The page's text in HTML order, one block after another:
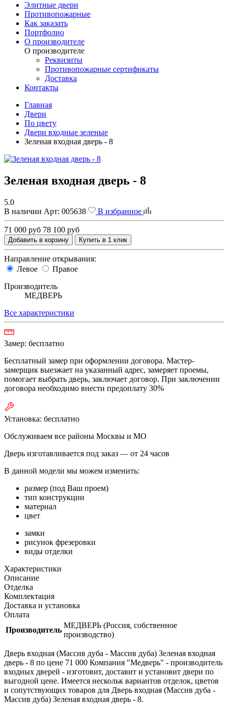
Элитные двери
Противопожарные
Как заказать
Портфолио
О производителе
О производителе
Реквизиты
Противопожарные сертификаты
Доставка
Контакты
Главная
Двери
По цвету
Двери входные зеленые
Зеленая входная дверь - 8
Зеленая входная дверь - 8
5.0
В наличии Арт: 005638 В избранное
71 000 руб 78 100 руб
Добавить в корзину Купить в 1 клик
Направление открывания:
Левое
Правое
Производитель
МЕДВЕРЬ
Все характеристики
Замер: бесплатно
Бесплатный замер при оформлении договора. Мастер-
замерщик выезжает на указанный адрес, замеряет проемы,
помогает выбрать дверь, заключает договор. При заключении
договора необходимо внести предоплату 30%
Установка: бесплатно
Обслуживаем все районы Москвы и МО
Дверь изготавливается под заказ — от 24 часов
В данной модели мы можем изменить:
размер (под Ваш проем)
тип конструкции
материал
цвет
замки
рисунок фрезеровки
виды отделки
Характеристики
Описание
Отделка
Комплектация
Доставка и установка
Оплата
Производитель
МЕДВЕРЬ (Россия, собственное
производство)
Дверь входная (Массив дуба - Массив дуба) Зеленая входная
дверь - 8 по цене 71 000 Компания "Медверь" - производитель
входных дверей - изготовит, доставит и установит двери по
выгодной цене. Имеется нескольк вариантов отделок, цветов
и сопутствующих товаров для Дверь входная (Массив дуба -
Массив дуба) Зеленая входная дверь - 8.